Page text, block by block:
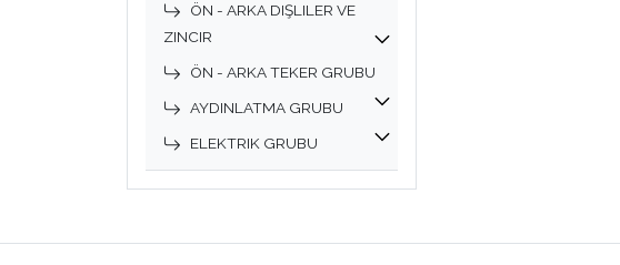
ÖN - ARKA DIŞLILER VE
ZINCIR
ÖN - ARKA TEKER GRUBU
AYDINLATMA GRUBU
ELEKTRIK GRUBU